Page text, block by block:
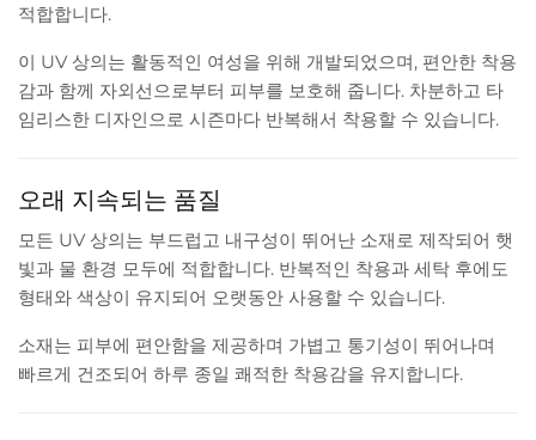
적합합니다.
이 UV 상의는 활동적인 여성을 위해 개발되었으며, 편안한 착용
감과 함께 자외선으로부터 피부를 보호해 줍니다. 차분하고 타
임리스한 디자인으로 시즌마다 반복해서 착용할 수 있습니다.
오래 지속되는 품질
모든 UV 상의는 부드럽고 내구성이 뛰어난 소재로 제작되어 햇
빛과 물 환경 모두에 적합합니다. 반복적인 착용과 세탁 후에도
형태와 색상이 유지되어 오랫동안 사용할 수 있습니다.
소재는 피부에 편안함을 제공하며 가볍고 통기성이 뛰어나며
빠르게 건조되어 하루 종일 쾌적한 착용감을 유지합니다.